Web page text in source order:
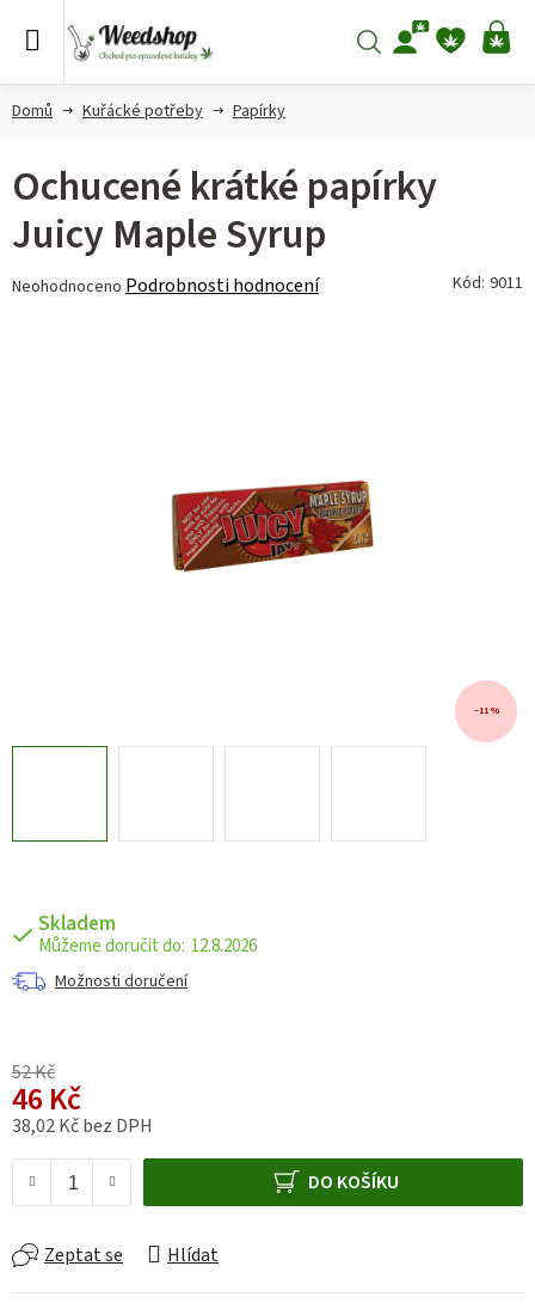
Hledat
Domů Kuřácké potřeby Papírky
Skladem
12.8.2026
Možnosti doručení
52 Kč
46 Kč
38,02 Kč bez DPH
DO KOŠÍKU
Zeptat se Hlídat
Ochucené krátké papírky
Juicy Maple Syrup
Průměrné
Neohodnoceno Podrobnosti hodnocení Kód: 9011
–11 %